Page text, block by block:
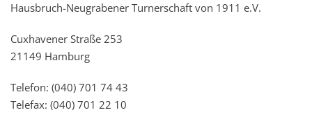
Hausbruch-Neugrabener Turnerschaft von 1911 e.V.
Cuxhavener Straße 253
21149 Hamburg
Telefon: (040) 701 74 43
Telefax: (040) 701 22 10